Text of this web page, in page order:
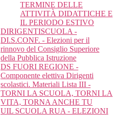
TERMINE DELLE
ATTIVITÀ DIDATTICHE E
IL PERIODO ESTIVO
DIRIGENTISCUOLA -
DI.S.CONF. - Elezioni per il
rinnovo del Consiglio Superiore
della Pubblica Istruzione
DS FUORI REGIONE -
Componente elettiva Dirigenti
scolastici. Materiali Lista III -
TORNI LA SCUOLA, TORNI LA
VITA, TORNA ANCHE TU
UIL SCUOLA RUA - ELEZIONI